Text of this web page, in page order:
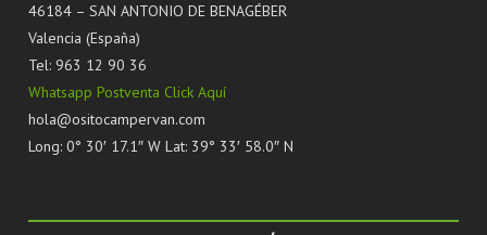
46184 – SAN ANTONIO DE BENAGÉBER
Valencia (España)
Tel: 963 12 90 36
Whatsapp Postventa Click Aquí
hola@ositocampervan.com
Long: 0° 30′ 17.1″ W Lat: 39° 33′ 58.0″ N